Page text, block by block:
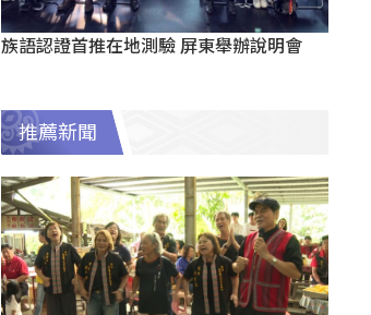
族語認證首推在地測驗 屏東舉辦說明會
推薦新聞